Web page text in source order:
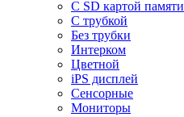
С SD картой памяти
С трубкой
Без трубки
Интерком
Цветной
iPS дисплей
Сенсорные
Мониторы